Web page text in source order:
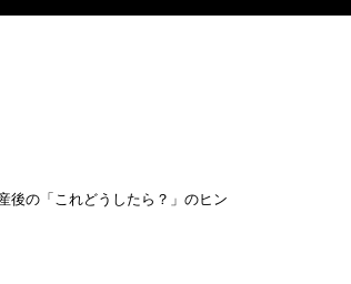
後の「これどうしたら？」のヒン